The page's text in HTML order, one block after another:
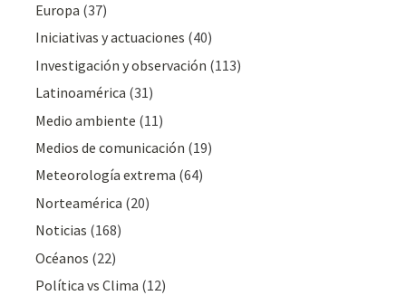
Europa (37)
Iniciativas y actuaciones (40)
Investigación y observación (113)
Latinoamérica (31)
Medio ambiente (11)
Medios de comunicación (19)
Meteorologí­a extrema (64)
Norteamérica (20)
Noticias (168)
Océanos (22)
Polí­tica vs Clima (12)